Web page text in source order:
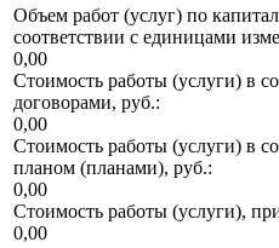
Объем работ (услуг) по
соответствии с единицами
0,00
Стоимость работы (услуги) в
договорами, руб.:
0,00
Стоимость работы (услуги) в
планом (планами), руб.:
0,00
Стоимость работы (услуги),
0,00